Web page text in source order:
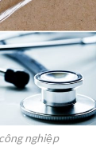
nghiệp